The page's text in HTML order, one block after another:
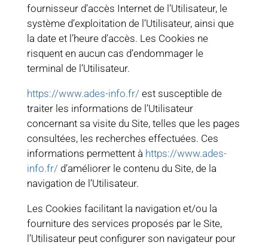
fournisseur d’accès Internet de l’Utilisateur, le
système d’exploitation de l’Utilisateur, ainsi que
la date et l’heure d’accès. Les Cookies ne
risquent en aucun cas d’endommager le
terminal de l’Utilisateur.
https://www.ades-info.fr/ est susceptible de
traiter les informations de l’Utilisateur
concernant sa visite du Site, telles que les pages
consultées, les recherches effectuées. Ces
informations permettent à https://www.ades-
info.fr/ d’améliorer le contenu du Site, de la
navigation de l’Utilisateur.
Les Cookies facilitant la navigation et/ou la
fourniture des services proposés par le Site,
l’Utilisateur peut configurer son navigateur pour